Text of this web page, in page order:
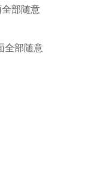
部随意
全部随意